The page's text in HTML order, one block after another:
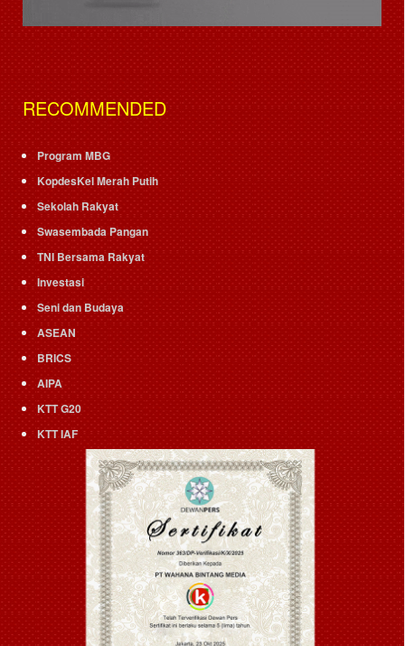
RECOMMENDED
Program MBG
KopdesKel Merah Putih
Sekolah Rakyat
Swasembada Pangan
TNI Bersama Rakyat
Investasi
Seni dan Budaya
ASEAN
BRICS
AIPA
KTT G20
KTT IAF